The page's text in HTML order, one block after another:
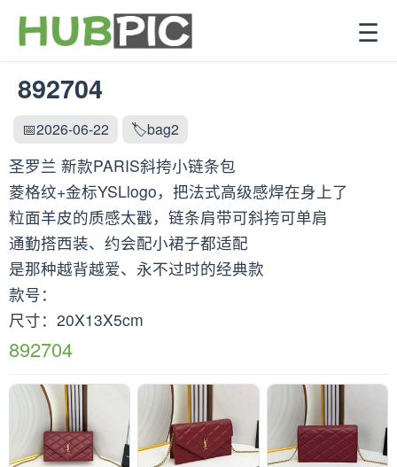
☰
892704
📅2026-06-22 🏷️bag2
圣罗兰 新款PARIS斜挎小链条包
菱格纹+金标YSLlogo，把法式高级感焊在身上了
粒面羊皮的质感太戳，链条肩带可斜挎可单肩
通勤搭西装、约会配小裙子都适配
是那种越背越爱、永不过时的经典款
款号：
尺寸：20X13X5cm
892704